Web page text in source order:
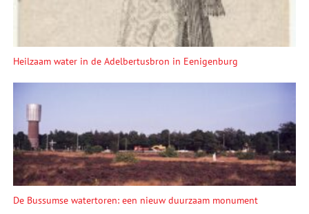
Heilzaam water in de Adelbertusbron in Eenigenburg
De Bussumse watertoren: een nieuw duurzaam monument